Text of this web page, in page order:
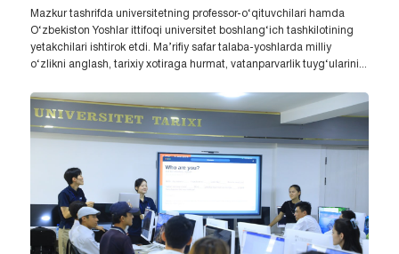
Mazkur tashrifda universitetning professor-o‘qituvchilari hamda
O‘zbekiston Yoshlar ittifoqi universitet boshlang‘ich tashkilotining
yetakchilari ishtirok etdi. Ma’rifiy safar talaba-yoshlarda milliy
o‘zlikni anglash, tarixiy xotiraga hurmat, vatanparvarlik tuyg‘ularini...